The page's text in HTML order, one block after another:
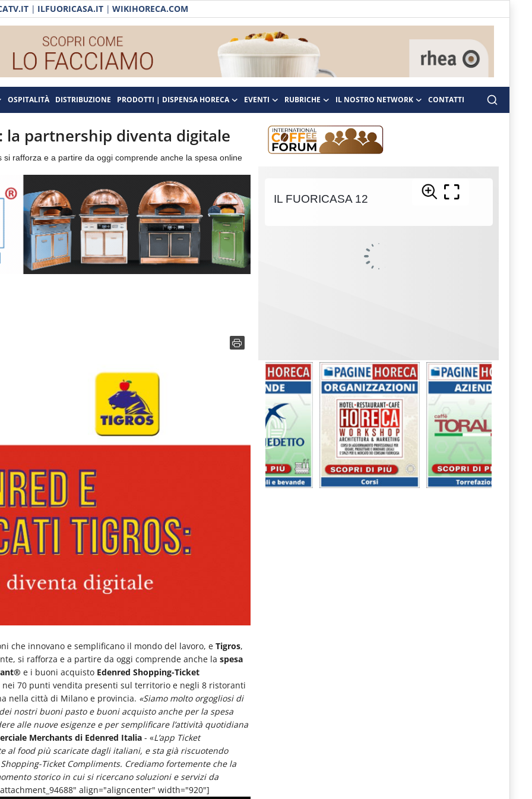
| ILFUORICASA.IT | WIKIHORECA.COM
OSPITALITÀ DISTRIBUZIONE PRODOTTI | DISPENSA HORECA EVENTI RUBRICHE IL NOSTRO NETWORK CONTATTI
la partnership diventa digitale
rafforza e a partire da oggi comprende anche la spesa online
che innovano e semplificano il mondo del lavoro, e Tigros,
si rafforza e a partire da oggi comprende anche la spesa
e i buoni acquisto Edenred Shopping-Ticket
70 punti vendita presenti sul territorio e negli 8 ristoranti
nella città di Milano e provincia. «Siamo molto orgogliosi di
nostri buoni pasto e buoni acquisto anche per la spesa
alle nuove esigenze e per semplificare l’attività quotidiana
Merchants di Edenred Italia - «L’app Ticket
al food più scaricate dagli italiani, e sta già riscuotendo
Ticket Compliments. Crediamo fortemente che la
storico in cui si ricercano soluzioni e servizi da
align="aligncenter" width="920"]